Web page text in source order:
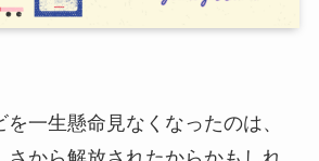
一生懸命見なくなったのは、